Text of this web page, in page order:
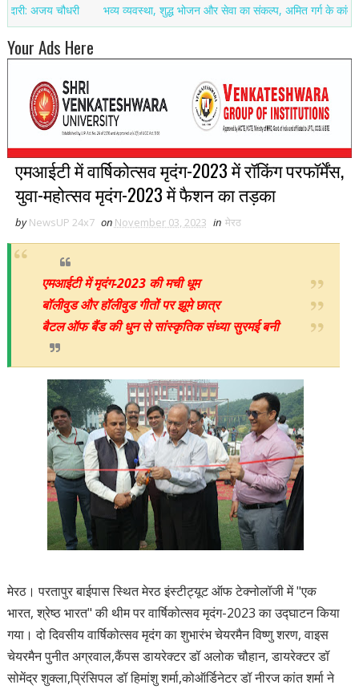
भव्य व्यवस्था, शुद्ध भोजन और सेवा का संकल्प, अमित गर्ग के कांवड़ सेवा
Your Ads Here
एमआईटी में वार्षिकोत्सव मृदंग-2023 में रॉकिंग परफॉर्मेंस,
युवा-महोत्सव मृदंग-2023 में फैशन का तड़का
by NewsUP 24x7 on November 03, 2023 in मेरठ
एमआईटी में मृदंग-2023 की मची धूम
बॉलीवुड और हॉलीवुड गीतों पर झूमे छात्र
बैटल ऑफ बैंड की धुन से सांस्कृतिक संध्या सुरमई बनी
मेरठ। परतापुर बाईपास स्थित मेरठ इंस्टीट्यूट ऑफ टेक्नोलॉजी में "एक
भारत, श्रेष्ठ भारत" की थीम पर वार्षिकोत्सव मृदंग-2023 का उद्घाटन किया
गया। दो दिवसीय वार्षिकोत्सव मृदंग का शुभारंभ चेयरमैन विष्णु शरण, वाइस
चेयरमैन पुनीत अग्रवाल,कैंपस डायरेक्टर डॉ अलोक चौहान, डायरेक्टर डॉ
सोमेंद्र शुक्ला,प्रिंसिपल डॉ हिमांशु शर्मा,कोऑर्डिनेटर डॉ नीरज कांत शर्मा ने